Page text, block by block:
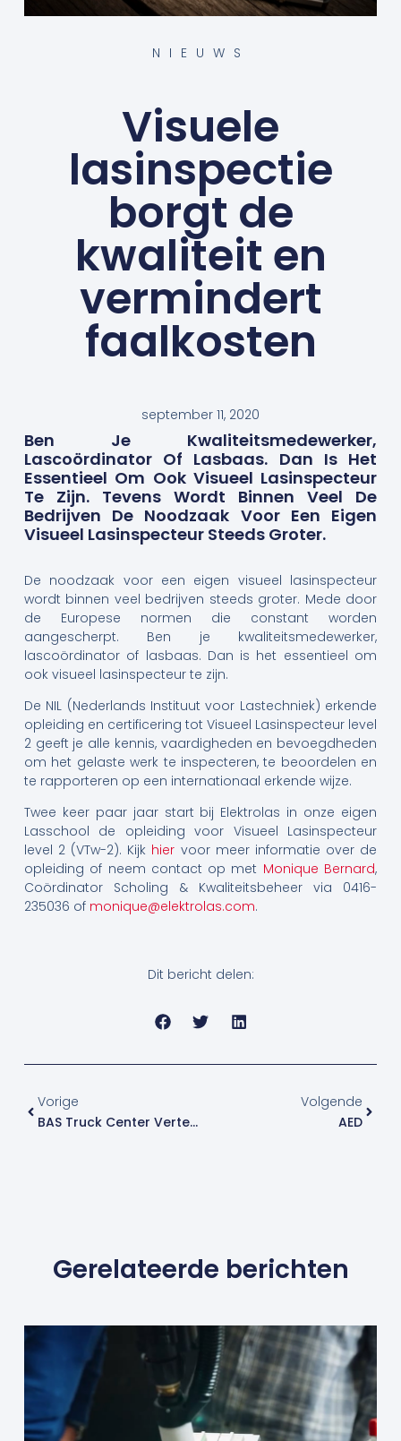
NIEUWS
Visuele
lasinspectie
borgt de
kwaliteit en
vermindert
faalkosten
september 11, 2020
Ben Je Kwaliteitsmedewerker,
Lascoördinator Of Lasbaas. Dan Is Het
Essentieel Om Ook Visueel Lasinspecteur
Te Zijn. Tevens Wordt Binnen Veel De
Bedrijven De Noodzaak Voor Een Eigen
Visueel Lasinspecteur Steeds Groter.
De noodzaak voor een eigen visueel lasinspecteur
wordt binnen veel bedrijven steeds groter. Mede door
de Europese normen die constant worden
aangescherpt. Ben je kwaliteitsmedewerker,
lascoördinator of lasbaas. Dan is het essentieel om
ook visueel lasinspecteur te zijn.
De NIL (Nederlands Instituut voor Lastechniek) erkende
opleiding en certificering tot Visueel Lasinspecteur level
2 geeft je alle kennis, vaardigheden en bevoegdheden
om het gelaste werk te inspecteren, te beoordelen en
te rapporteren op een internationaal erkende wijze.
Twee keer paar jaar start bij Elektrolas in onze eigen
Lasschool de opleiding voor Visueel Lasinspecteur
level 2 (VTw-2). Kijk hier voor meer informatie over de
opleiding of neem contact op met Monique Bernard,
Coördinator Scholing & Kwaliteitsbeheer via 0416-
235036 of monique@elektrolas.com.
Dit bericht delen:
Vorige
BAS Truck Center Vertelt Over Lasverbetertraject
Volgende
AED
Gerelateerde berichten